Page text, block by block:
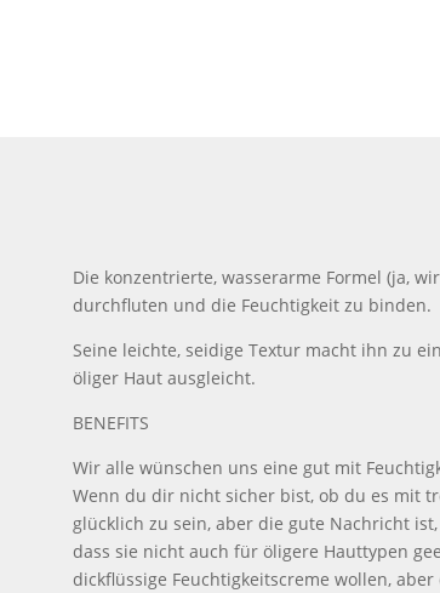
Die konzentrierte, wasserarme Formel (ja,
durchfluten und die Feuchtigkeit zu binden.
Seine leichte, seidige Textur macht ihn zu
öliger Haut ausgleicht.
BENEFITS
Wir alle wünschen uns eine gut mit
Wenn du dir nicht sicher bist, ob du es mit
glücklich zu sein, aber die gute Nachricht
dass sie nicht auch für öligere Hauttypen
dickflüssige Feuchtigkeitscreme wollen,